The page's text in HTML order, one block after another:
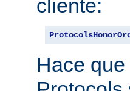
cliente:
Hace